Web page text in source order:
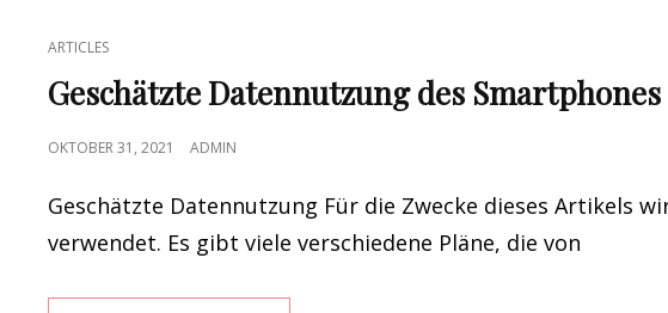
CAT
LINKS
ARTICLES
Geschätzte Datennutzung des Smartphones
POSTED
OKTOBER 31, 2021 ADMIN
Geschätzte Datennutzung Für die Zwecke dieses Artikels
verwendet. Es gibt viele verschiedene Pläne, die von